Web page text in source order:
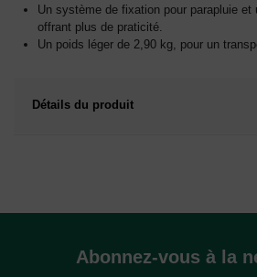
Un système de fixation pour parapluie et
offrant plus de praticité.
Un poids léger de 2,90 kg, pour un
Détails du produit
Abonnez-vous à la